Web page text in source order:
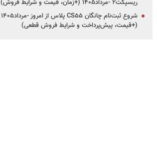
ریسپکت۲ -مرداد۱۴۰۵ (+زمان، قیمت و شرایط فروش)
شروع ثبت‌نام چانگان CS۵۵ پلاس از امروز -مرداد۱۴۰۵
(+قیمت، پیش‌پرداخت و شرایط فروش قطعی)